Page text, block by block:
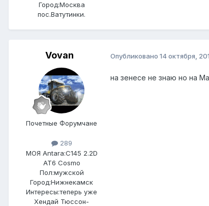
Город:Москва
пос.Ватутинки.
Vovan
Почетные Форумчане
289
МОЯ Antara:C145 2.2D
AT6 Cosmo
Пол:мужской
Город:Нижнекамск
Интересы:теперь уже
Хендай Тюссон-
Опубликовано 14 октября,
на зенесе не знаю но на